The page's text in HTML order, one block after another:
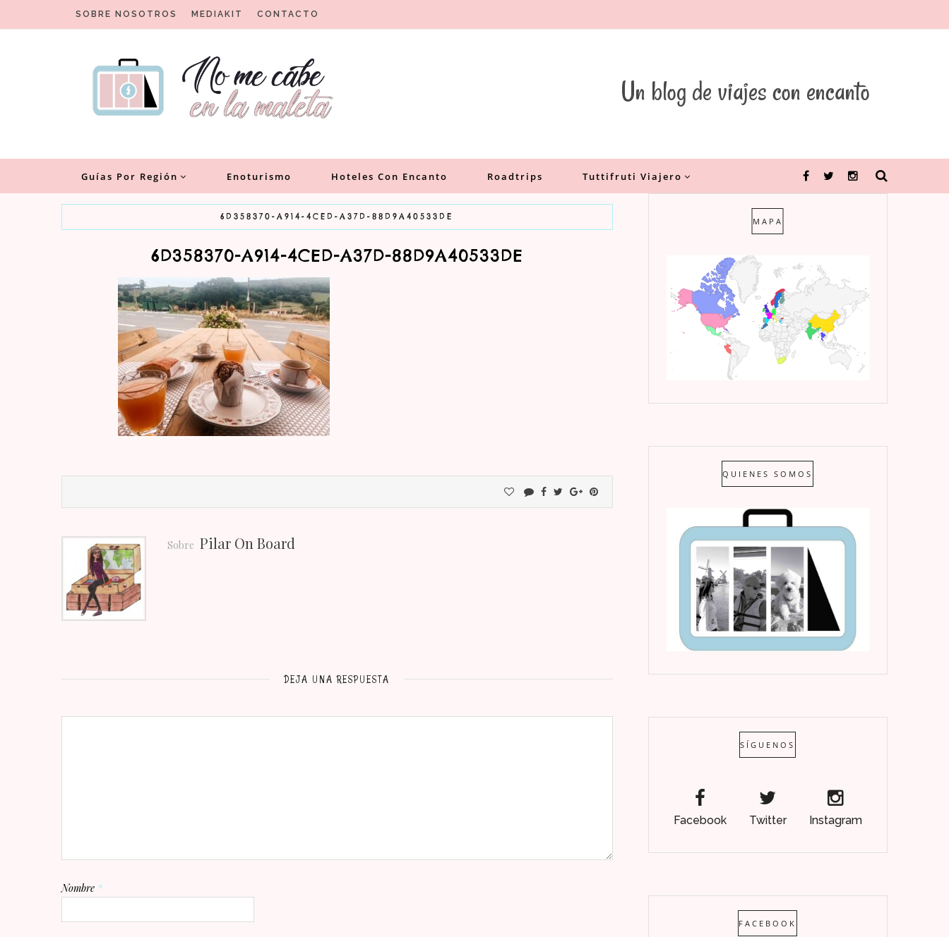
SOBRE NOSOTROS MEDIAKIT CONTACTO
Un blog de viajes con encanto
No me cabe en la maleta
Un blog para viajeros con encanto
Guías Por Región Enoturismo Hoteles Con Encanto Roadtrips Tuttifruti Viajero FacebookTwitter Instagram
6D358370-A914-4CED-A37D-88D9A40533DE
6D358370-A914-4CED-A37D-88D9A40533DE
Sobre Pilar On Board
DEJA UNA RESPUESTA
Nombre *
MAPA
QUIENES SOMOS
SÍGUENOS
Facebook Twitter Instagram
FACEBOOK